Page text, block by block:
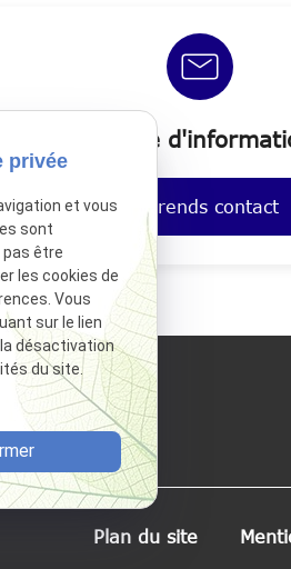
Demande
Je prends contact
Plan du site
privée
et vous
sont
être
les cookies de
Vous
sur le lien
désactivation
du site.